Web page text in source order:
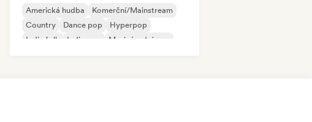
Americká hudba
Komerční/Mainstream
Country
Dance pop
Hyperpop
Indie folk
Indie pop Mezinárodní pop